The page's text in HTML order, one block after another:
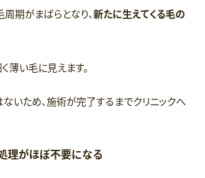
期がまばらとなり、新たに生えてくる毛の
薄い毛に見えます。
いため、施術が完了するまでクリニックへ
理がほぼ不要になる